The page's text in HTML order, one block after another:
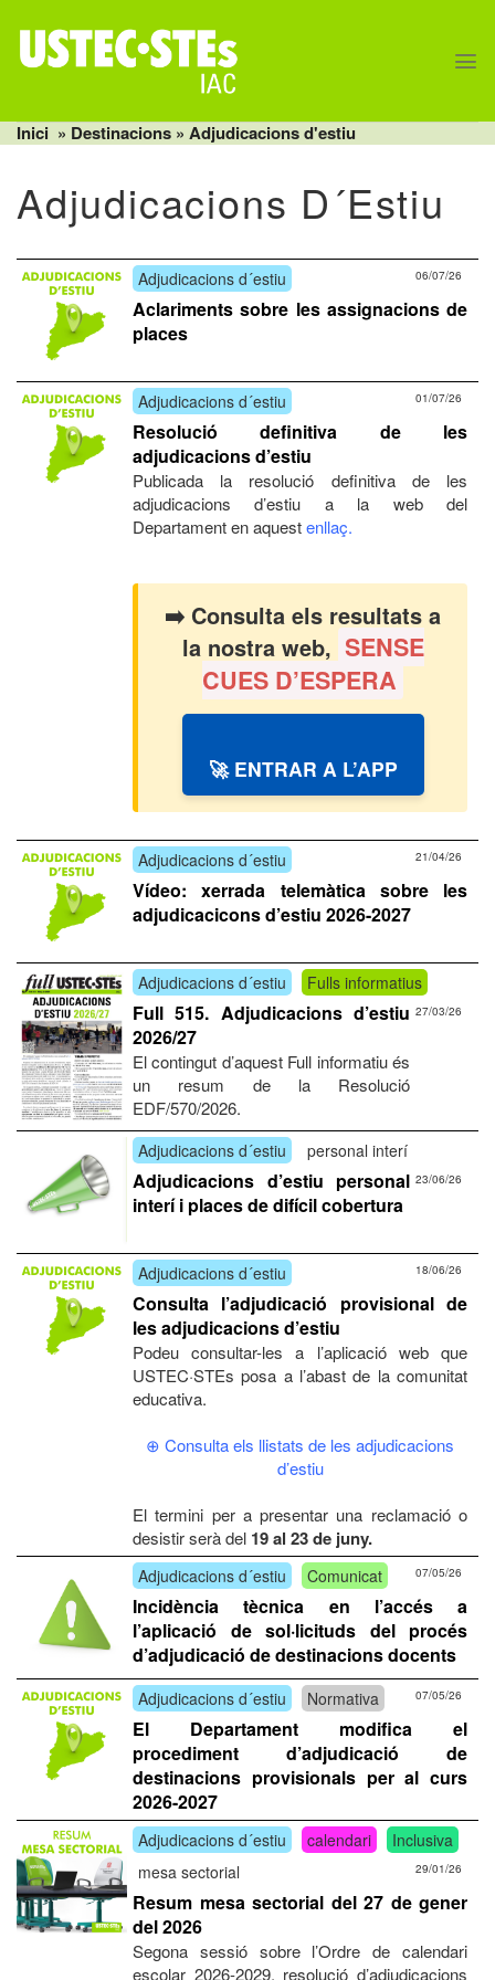
content
Inici » Destinacions » Adjudicacions d'estiu
Adjudicacions D´estiu
Adjudicacions d´estiu 06/07/26
Aclariments sobre les assignacions de
places
Adjudicacions d´estiu 01/07/26
Resolució definitiva de les
adjudicacions d’estiu
Publicada la resolució definitiva de les
adjudicacions d’estiu a la web del
Departament en aquestenllaç.
➡️ Consulta els resultats a
la nostra web, SENSE
CUES D’ESPERA
🚀 ENTRAR A L’APP
Adjudicacions d´estiu 21/04/26
Vídeo: xerrada telemàtica sobre les
adjudicacicons d’estiu 2026-2027
Adjudicacions d´estiu Fulls informatius
27/03/26
Full 515. Adjudicacions d’estiu
2026/27
El contingut d’aquest Full informatiu és
un resum de la Resolució
EDF/570/2026.
Adjudicacions d´estiu personal interí
23/06/26
Adjudicacions d’estiu personal
interí i places de difícil cobertura
Adjudicacions d´estiu 18/06/26
Consulta l’adjudicació provisional de
les adjudicacions d’estiu
Podeu consultar-les a l’aplicació web que
USTEC·STEs posa a l’abast de la comunitat
educativa.
⊕ Consulta els llistats de les adjudicacions
d’estiu
El termini per a presentar una reclamació o
desistir serà del 19 al 23 de juny.
Adjudicacions d´estiu Comunicat 07/05/26
Incidència tècnica en l’accés a
l’aplicació de sol·licituds del procés
d’adjudicació de destinacions docents
Adjudicacions d´estiu Normativa 07/05/26
El Departament modifica el
procediment d’adjudicació de
destinacions provisionals per al curs
2026-2027
Adjudicacions d´estiu calendari
Inclusiva
mesa sectorial
29/01/26
Resum mesa sectorial del 27 de gener
del 2026
Segona sessió sobre l’Ordre de calendari
escolar 2026-2029, resolució d’adjudicacions